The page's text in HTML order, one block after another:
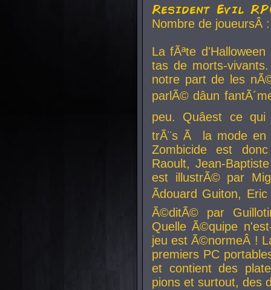
Resident Evil
Nombre de
La fÃªte
tas de morts-
notre part de les
parlÃ© dâun
peu. Quâest ce
trÃ¨s Ã la mode en
Zombicide est
Raoult, Jean-
est illustrÃ© par
Ãdouard Guiton,
Ã©ditÃ© par
Quelle Ã©quipe
jeu est Ã©normeÂ !
premiers PC
et contient des
pions et surtout, des